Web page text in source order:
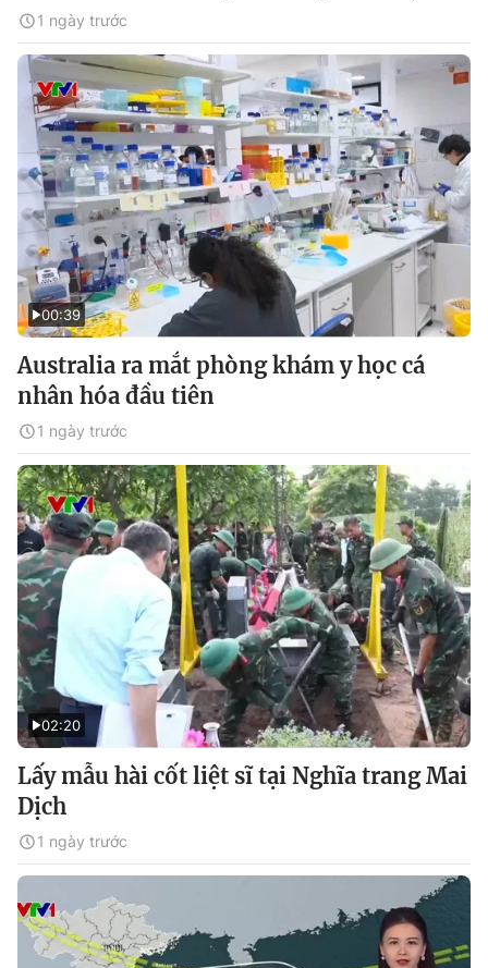
1 ngày trước
00:39
Australia ra mắt phòng khám y học cá
nhân hóa đầu tiên
1 ngày trước
02:20
Lấy mẫu hài cốt liệt sĩ tại Nghĩa trang Mai
Dịch
1 ngày trước